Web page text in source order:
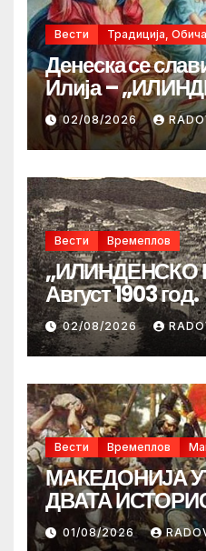
Вести Традиција,
Денеска се
Илија –
02/08/2026
Вести Времеплов
„ИЛИНДЕНСКО
Август 1903 год.
02/08/2026
Вести Времеплов
МАКЕДОНИЈА
ДВАТА
ИЛИНДЕНА!
01/08/2026